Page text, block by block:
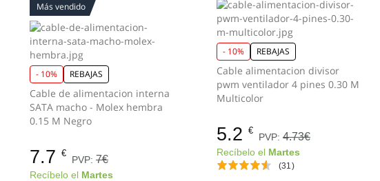
Más vendido
- 10% REBAJAS
Cable de alimentacion interna
SATA macho - Molex hembra
0.15 M Negro
7.7 €
PVP:7€
Recíbelo el Martes
- 10% REBAJAS
Cable alimentacion divisor
pwm ventilador 4 pines 0.30 M
Multicolor
5.2 €
PVP: 4.73€
Recíbelo el Martes
(31)